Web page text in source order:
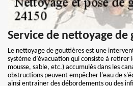
Service de nettoyage de
Le nettoyage de gouttières est une
système d’évacuation qui consiste à retirer
mousse, sable, etc.) accumulés dans les
obstructions peuvent empêcher l'eau de
ainsi entraîner des débordements ou des